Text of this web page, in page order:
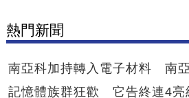
熱門新聞
南亞科加持轉入電子材料 南
記憶體族群狂歡 它告終連4亮